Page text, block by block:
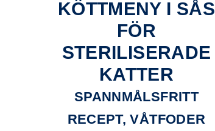
KÖTTMENY I SÅS
FÖR
STERILISERADE
KATTER
SPANNMÅLSFRITT
RECEPT, VÅTFODER